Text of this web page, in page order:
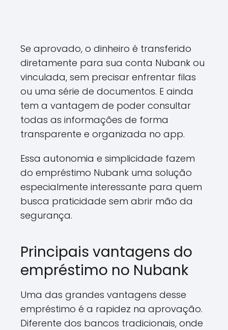
Se aprovado, o dinheiro é transferido
diretamente para sua conta Nubank ou
vinculada, sem precisar enfrentar filas
ou uma série de documentos. E ainda
tem a vantagem de poder consultar
todas as informações de forma
transparente e organizada no app.
Essa autonomia e simplicidade fazem
do empréstimo Nubank uma solução
especialmente interessante para quem
busca praticidade sem abrir mão da
segurança.
Principais vantagens do
empréstimo no Nubank
Uma das grandes vantagens desse
empréstimo é a rapidez na aprovação.
Diferente dos bancos tradicionais, onde